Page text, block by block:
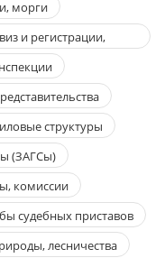
морги
и регистрации,
структуры
(ЗАГСы)
комиссии
судебных приставов
лесничества